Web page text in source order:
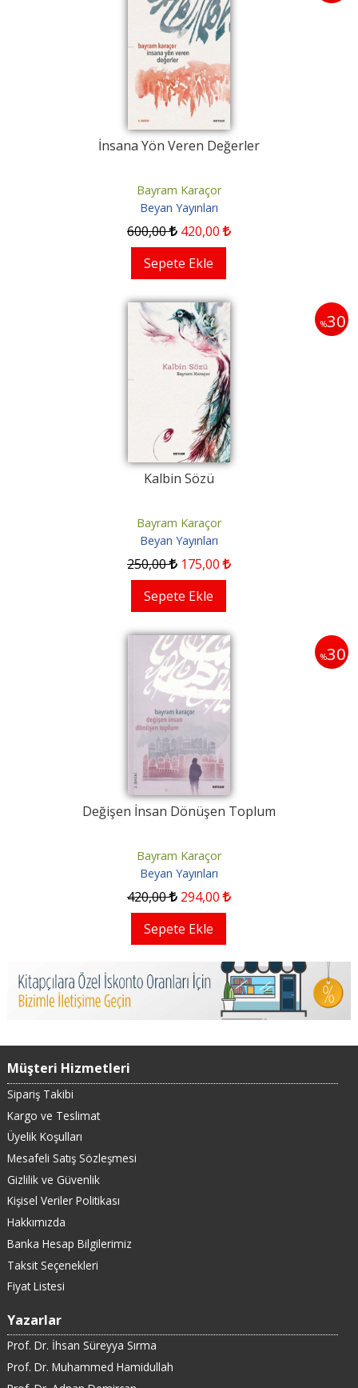
İnsana Yön Veren Değerler
Bayram Karaçor
Beyan Yayınları
600,00 420,00
Sepete Ekle
%30
Kalbin Sözü
Bayram Karaçor
Beyan Yayınları
250,00 175,00
Sepete Ekle
%30
Değişen İnsan Dönüşen Toplum
Bayram Karaçor
Beyan Yayınları
420,00 294,00
Sepete Ekle
Müşteri Hizmetleri
Sipariş Takibi
Kargo ve Teslimat
Üyelik Koşulları
Mesafeli Satış Sözleşmesi
Gizlilik ve Güvenlik
Kişisel Veriler Politikası
Hakkımızda
Banka Hesap Bilgilerimiz
Taksit Seçenekleri
Fiyat Listesi
Yazarlar
Prof. Dr. İhsan Süreyya Sırma
Prof. Dr. Muhammed Hamidullah